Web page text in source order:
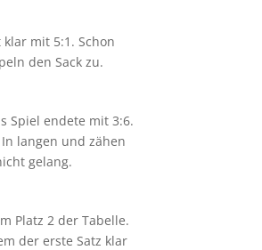
mit 5:1. Schon
den Sack zu.
Spiel endete mit 3:6.
langen und zähen
gelang.
Platz 2 der Tabelle.
der erste Satz klar